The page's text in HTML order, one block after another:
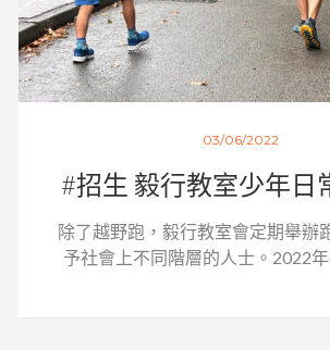
03/06/2022
#招生 毅行教室少年日
除了越野跑，毅行教室會定期舉辦
予社會上不同階層的人士。2022